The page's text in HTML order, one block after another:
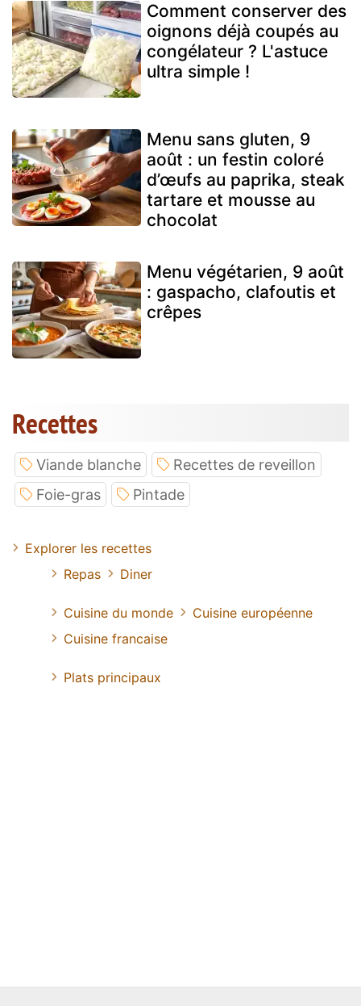
Comment conserver des
oignons déjà coupés au
congélateur ? L'astuce
ultra simple !
Menu sans gluten, 9
août : un festin coloré
d’œufs au paprika, steak
tartare et mousse au
chocolat
Menu végétarien, 9 août
: gaspacho, clafoutis et
crêpes
Recettes
Viande blanche
Recettes de reveillon
Foie-gras
Pintade
Explorer les recettes
Repas
Diner
Cuisine du monde
Cuisine européenne
Cuisine francaise
Plats principaux